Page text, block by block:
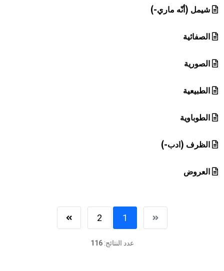
شيمل (أنّه ماري-)
الصفائية
الصورية
الطبيعية
الطوباوية
الظرف (ادب-)
العروض
1
2
عدد النتائج:116